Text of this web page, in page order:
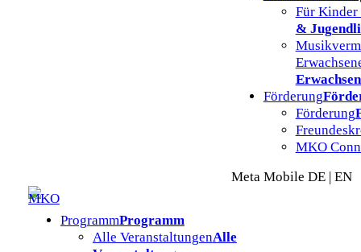
Für
&
Förderung
Förderung
MKO
Meta Mobile DE | EN
ProgrammProgramm
Alle VeranstaltungenAlle